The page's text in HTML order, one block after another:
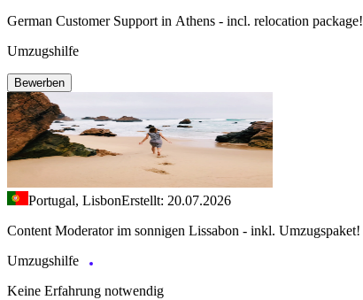
German Customer Support in Athens - incl. relocation package!
Umzugshilfe
Bewerben
Portugal, LisbonErstellt: 20.07.2026
Content Moderator im sonnigen Lissabon - inkl. Umzugspaket!
Umzugshilfe
Keine Erfahrung notwendig